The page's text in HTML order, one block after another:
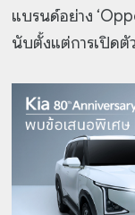
แบรนด์อย่าง
นับตั้งแต่การเปิดตั